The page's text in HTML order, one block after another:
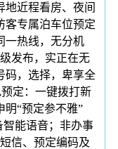
地近程看房、夜间
客专属泊车位预定
一热线，无分机
发布，实正在无
码，选择，卑享全
定：一键拨打新
明“预定参不雅”
智能语音；非办事
信、预定编码及